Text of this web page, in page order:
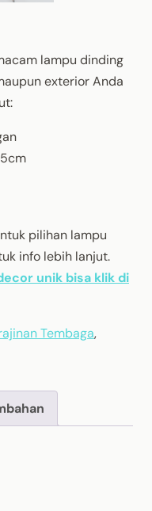
lampu dinding
exterior Anda
pilihan lampu
info lebih lanjut.
unik bisa klik di
Tembaga,